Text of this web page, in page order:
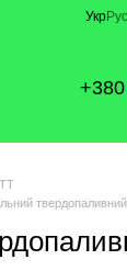
УкрРус